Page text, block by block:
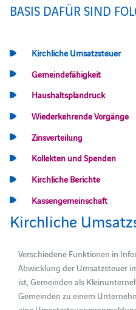
BASIS DAFÜR SIND
Kirchliche Umsatzsteuer
Gemeindefähigkeit
Haushaltsplandruck
Wiederkehrende Vorgänge
Zinsverteilung
Kollekten und Spenden
Kirchliche Berichte
Kassengemeinschaft
Kirchliche
Verschiedene Funktionen in
Abwicklung der Umsatzsteuer
ist, Gemeinden als
Gemeinden zu einem